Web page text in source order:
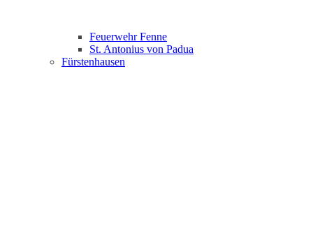
Feuerwehr Fenne
St. Antonius von Padua
Fürstenhausen